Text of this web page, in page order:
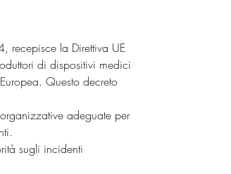
la Direttiva UE
di dispositivi medici
Questo decreto
adeguate per
sugli incidenti